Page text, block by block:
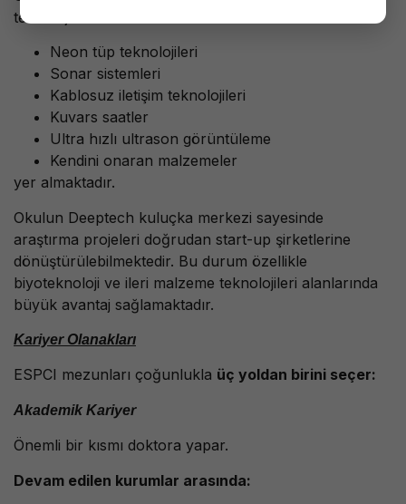
teknolojiler arasında:
Neon tüp teknolojileri
Sonar sistemleri
Kablosuz iletişim teknolojileri
Kuvars saatler
Ultra hızlı ultrason görüntüleme
Kendini onaran malzemeler
yer almaktadır.
Okulun Deeptech kuluçka merkezi sayesinde
araştırma projeleri doğrudan start-up şirketlerine
dönüştürülebilmektedir. Bu durum özellikle
biyoteknoloji ve ileri malzeme teknolojileri alanlarında
büyük avantaj sağlamaktadır.
Kariyer Olanakları
ESPCI mezunları çoğunlukla üç yoldan birini seçer:
Akademik Kariyer
Önemli bir kısmı doktora yapar.
Devam edilen kurumlar arasında: